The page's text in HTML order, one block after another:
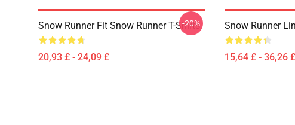
Snow Runner Fit Snow Runner T-Shirts
20,93 £ - 24,09 £
-20% Snow Runner
15,64 £ - 36,26 £